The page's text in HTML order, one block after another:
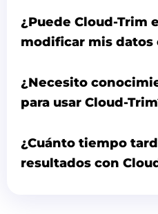
¿Puede Cloud-Trim
modificar mis datos
¿Necesito
para usar Cloud-
¿Cuánto tiempo
resultados con